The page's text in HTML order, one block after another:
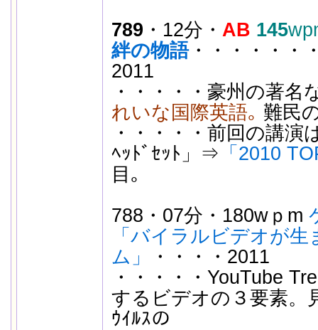
789 ・12分・ AB 145
絆の物語・・・・・・
2011
・・・・・豪州の著
れいな国際英語｡ 難民
・・・・・前回の講演
ﾍｯﾄﾞｾｯﾄ」⇒ 「2010
目｡
788・07分・180wｐm
「バイラルビデオが
ム」
・・・・2011
・・・・・YouTube
するビデオの３要素。
ｳｲﾙｽの